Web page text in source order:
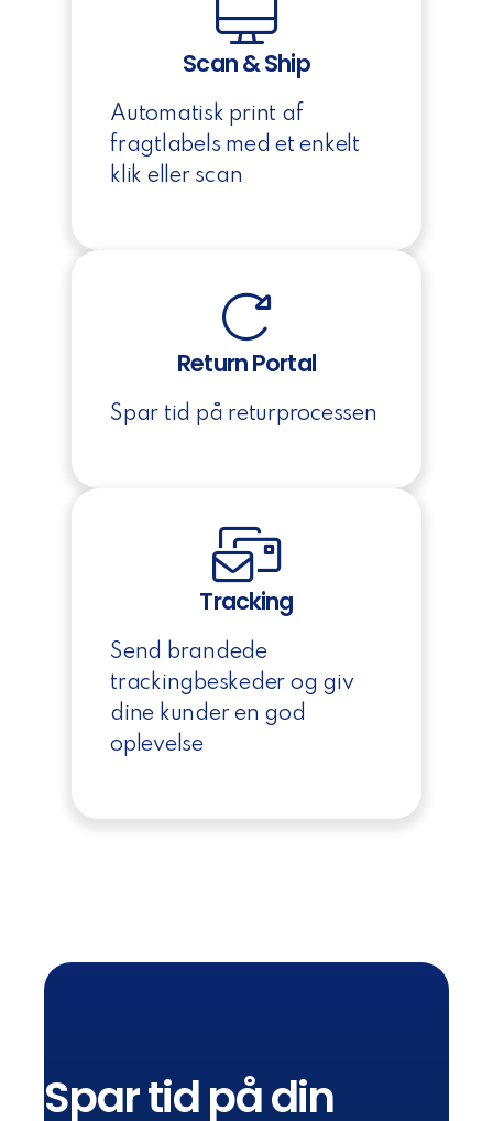
Scan & Ship
Automatisk print af
fragtlabels med et enkelt
klik eller scan
Return Portal
Spar tid på returprocessen
Tracking
Send brandede
trackingbeskeder og giv
dine kunder en god
oplevelse
Spar tid på din